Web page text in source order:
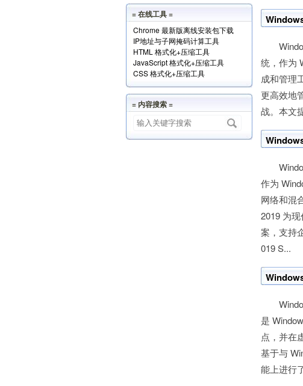
统，作为
成和管理
更高效地
战。本文
作为
网络和混
2019 为
案，支持
019 S...
是
点，并在
基于与
能上进行
= 在线工具 =
Chrome 最新版离线安装包下载
IP地址与子网掩码计算工具
HTML 格式化+压缩工具
JavaScript 格式化+压缩工具
CSS 格式化+压缩工具
= 内容搜索 =